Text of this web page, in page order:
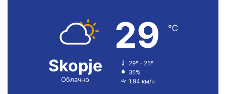
Skopje
Облачно
29 ℃
29º - 25º
35%
1.94 км/ч